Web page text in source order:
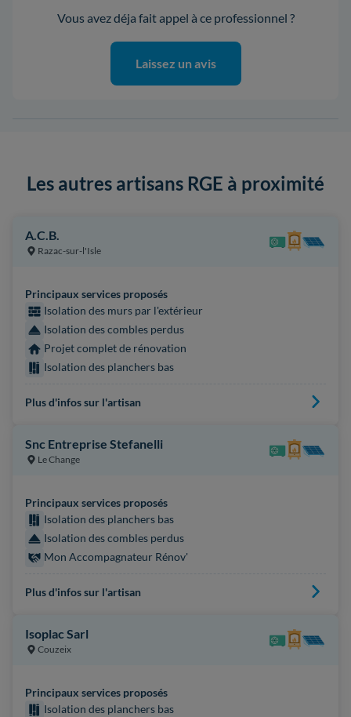
Vous avez déja fait appel à ce professionnel ?
Laissez un avis
Les autres artisans RGE à proximité
A.C.B.
Razac-sur-l'Isle
Principaux services proposés
Isolation des murs par l'extérieur
Isolation des combles perdus
Projet complet de rénovation
Isolation des planchers bas
Plus d'infos sur l'artisan
Snc Entreprise Stefanelli
Le Change
Principaux services proposés
Isolation des planchers bas
Isolation des combles perdus
Mon Accompagnateur Rénov'
Plus d'infos sur l'artisan
Isoplac Sarl
Couzeix
Principaux services proposés
Isolation des planchers bas